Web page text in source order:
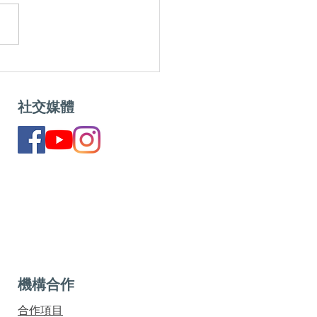
減肥神器？小心越吃越
社交媒體
機構合作
合作項目